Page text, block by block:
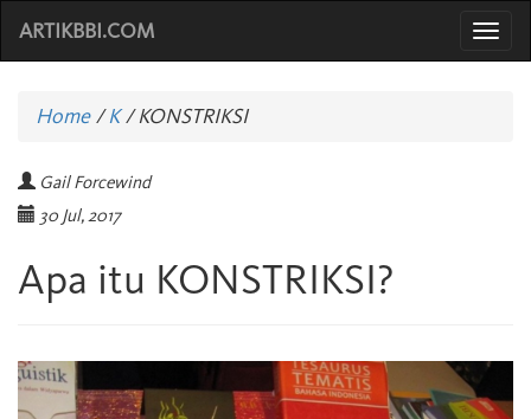
ARTIKBBI.COM
Home/K /KONSTRIKSI
Gail Forcewind
30 Jul, 2017
Apa itu KONSTRIKSI?